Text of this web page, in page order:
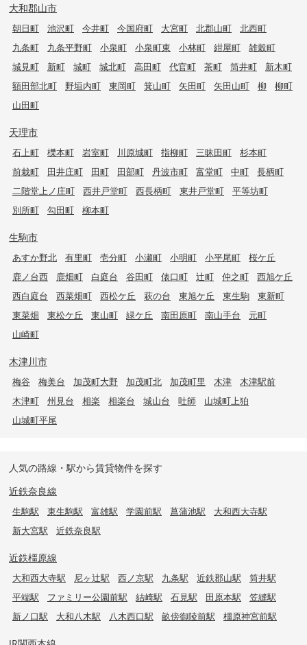
大和郡山市
朝日町 池沢町 今井町 今国府町 大宮町 北郡山町
北西町
九条町
九条平野町 小泉町 小泉町東 小林町 紺屋町
雑穀町
城見町
新町 城町 城北町 高田町 代官町 茶町 筒井町
新木町
額田部北町
野垣内町 東岡町 箕山町 矢田町 矢田山町 柳
柳町
山田町
天理市
石上町 櫟本町 岩室町 川原城町 指柳町 三昧田町
杉本町
前栽町
田井庄町 田町 田部町 丹波市町 富堂町 中町
長柄町
二階堂上ノ庄町
西井戸堂町 西長柄町 東井戸堂町
平等坊町
別所町
勾田町 柳本町
生駒市
あすか野北 有里町 壱分町 小瀬町 小明町 小平尾町
桜ケ丘
鹿ノ台西
鹿畑町 白庭台 谷田町 俵口町 辻町 仲之町
西旭ケ丘
西白庭台
西菜畑町 西松ケ丘 萩の台 東旭ケ丘 東生駒
東新町
東菜畑
東松ケ丘 東山町 緑ケ丘 南田原町 南山手台
元町
山崎町
木津川市
梅谷 梅美台 加茂町大野 加茂町北 加茂町里 木津
木津駅前
木津町
州見台 相楽 相楽台 城山台 吐師
山城町上狛
山城町平尾
人気の路線・駅から賃貸物件を探す
近鉄奈良線
生駒駅 東生駒駅 富雄駅 学園前駅 菖蒲池駅
大和西大寺駅
新大宮駅
近鉄奈良駅
近鉄橿原線
大和西大寺駅 尼ヶ辻駅 西ノ京駅 九条駅 近鉄郡山駅
筒井駅
平端駅
ファミリー公園前駅 結崎駅 石見駅 田原本駅
笠縫駅
新ノ口駅
大和八木駅 八木西口駅 畝傍御陵前駅 橿原神宮前駅